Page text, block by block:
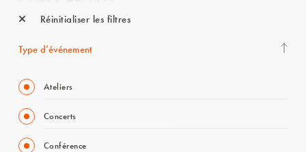
Réinitialiser les filtres
Type d’événement
Ateliers
Concerts
Conférence